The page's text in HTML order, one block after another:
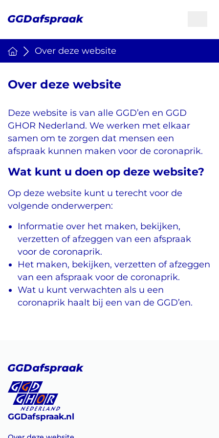
Over deze website
Over deze website
Deze website is van alle GGD’en en GGD
GHOR Nederland. We werken met elkaar
samen om te zorgen dat mensen een
afspraak kunnen maken voor de coronaprik.
Wat kunt u doen op deze website?
Op deze website kunt u terecht voor de
volgende onderwerpen:
Informatie over het maken, bekijken,
verzetten of afzeggen van een afspraak
voor de coronaprik.
Het maken, bekijken, verzetten of afzeggen
van een afspraak voor de coronaprik.
Wat u kunt verwachten als u een
coronaprik haalt bij een van de GGD’en.
GGDafspraak.nl